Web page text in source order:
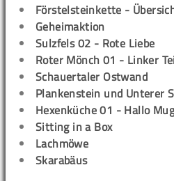
Förstelsteinkette -
Geheimaktion
Sulzfels 02 - Rote Liebe
Roter Mönch 01 - Linker
Schauertaler Ostwand
Plankenstein und Unterer
Hexenküche 01 - Hallo
Sitting in a Box
Lachmöwe
Skarabäus